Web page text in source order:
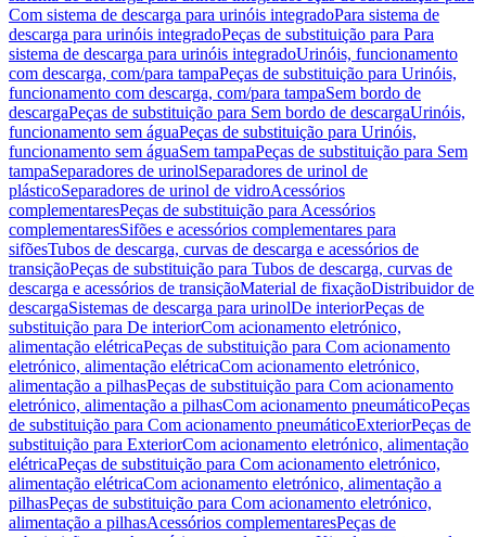
Com sistema de descarga para urinóis integradoPara sistema de
descarga para urinóis integradoPeças de substituição para Para
sistema de descarga para urinóis integradoUrinóis, funcionamento
com descarga, com/para tampaPeças de substituição para Urinóis,
funcionamento com descarga, com/para tampaSem bordo de
descargaPeças de substituição para Sem bordo de descargaUrinóis,
funcionamento sem águaPeças de substituição para Urinóis,
funcionamento sem águaSem tampaPeças de substituição para Sem
tampaSeparadores de urinolSeparadores de urinol de
plásticoSeparadores de urinol de vidroAcessórios
complementaresPeças de substituição para Acessórios
complementaresSifões e acessórios complementares para
sifõesTubos de descarga, curvas de descarga e acessórios de
transiçãoPeças de substituição para Tubos de descarga, curvas de
descarga e acessórios de transiçãoMaterial de fixaçãoDistribuidor de
descargaSistemas de descarga para urinolDe interiorPeças de
substituição para De interiorCom acionamento eletrónico,
alimentação elétricaPeças de substituição para Com acionamento
eletrónico, alimentação elétricaCom acionamento eletrónico,
alimentação a pilhasPeças de substituição para Com acionamento
eletrónico, alimentação a pilhasCom acionamento pneumáticoPeças
de substituição para Com acionamento pneumáticoExteriorPeças de
substituição para ExteriorCom acionamento eletrónico, alimentação
elétricaPeças de substituição para Com acionamento eletrónico,
alimentação elétricaCom acionamento eletrónico, alimentação a
pilhasPeças de substituição para Com acionamento eletrónico,
alimentação a pilhasAcessórios complementaresPeças de